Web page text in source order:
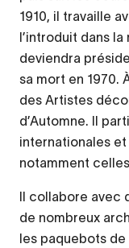
1910, il travaille
l’introduit dans la
deviendra
sa mort en 1970.
des Artistes
d’Automne. Il
internationales et
notamment celles
Il collabore avec
de nombreux
les paquebots